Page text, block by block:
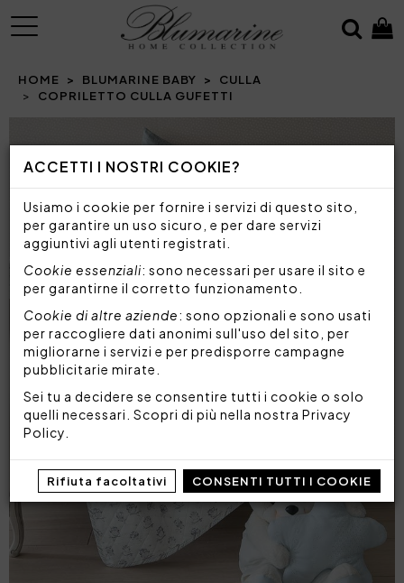
ACCETTI I NOSTRI COOKIE?
Usiamo i cookie per fornire i servizi di questo sito,
per garantire un uso sicuro, e per dare servizi
aggiuntivi agli utenti registrati.
Cookie essenziali: sono necessari per usare il sito e
per garantirne il corretto funzionamento.
Cookie di altre aziende: sono opzionali e sono usati
per raccogliere dati anonimi sull'uso del sito, per
migliorarne i servizi e per predisporre campagne
pubblicitarie mirate.
Sei tu a decidere se consentire tutti i cookie o solo
quelli necessari. Scopri di più nella nostra Privacy
Policy
Rifiuta facoltativi CONSENTI TUTTI I COOKIE
MENU
HOME BLUMARINE BABY
CULLA
COPRILETTO CULLA GUFETTI
Prev